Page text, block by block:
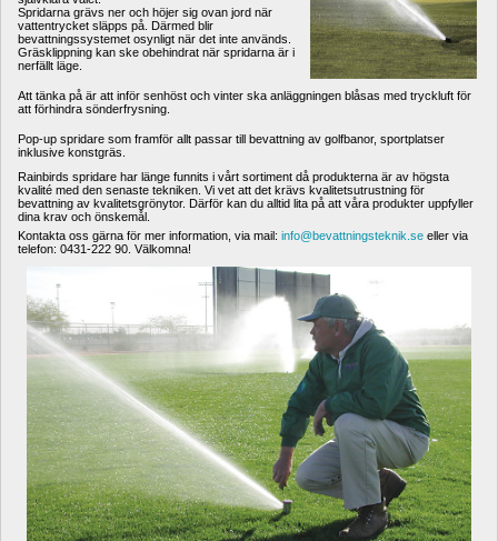
Spridarna grävs ner och höjer sig ovan jord när
vattentrycket släpps på. Därmed blir
bevattningssystemet osynligt när det inte används.
Gräsklippning kan ske obehindrat när spridarna är i
nerfällt läge.
Att tänka på är att inför senhöst och vinter ska anläggningen blåsas med tryckluft för
att förhindra sönderfrysning.
Pop-up spridare som framför allt passar till bevattning av golfbanor, sportplatser
inklusive konstgräs.
Rainbirds spridare har länge funnits i vårt sortiment då produkterna är av högsta
kvalité med den senaste tekniken. Vi vet att det krävs kvalitetsutrustning för
bevattning av kvalitetsgrönytor. Därför kan du alltid lita på att våra produkter uppfyller
dina krav och önskemål.
Kontakta oss gärna för mer information, via mail: info@bevattningsteknik.se eller via
telefon: 0431-222 90. Välkomna!